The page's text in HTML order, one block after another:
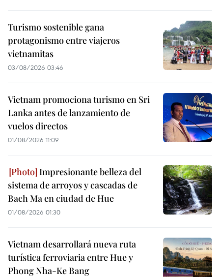
Turismo sostenible gana
protagonismo entre viajeros
vietnamitas
03/08/2026 03:46
Vietnam promociona turismo en Sri
Lanka antes de lanzamiento de
vuelos directos
01/08/2026 11:09
Impresionante belleza del
sistema de arroyos y cascadas de
Bach Ma en ciudad de Hue
01/08/2026 01:30
Vietnam desarrollará nueva ruta
turística ferroviaria entre Hue y
Phong Nha-Ke Bang